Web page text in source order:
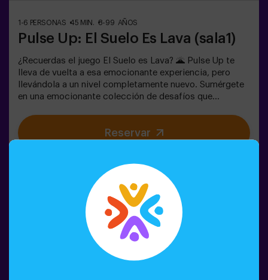
1-6 PERSONAS 45 MIN. 8-99 AÑOS
Pulse Up: El Suelo Es Lava (sala1)
¿Recuerdas el juego El Suelo es Lava? 🌋 Pulse Up te
lleva de vuelta a esa emocionante experiencia, pero
llevándola a un nivel completamente nuevo. Sumérgete
en una emocionante colección de desafíos que
niveles de dificultad para ajustarse a todos los niveles
de habilidad.💥 40 juegos únicos que mantienen la
donde podrás competir contra otros equipos.Trabaja en
equipo para superar los obstáculos y alcanzar tus
objetivos, midiendo tu éxito a través del tiempo y las
vidas disponibles en pantalla. Pulse Up te brinda una
experiencia única de actividad física y tecnológica,
donde la colaboración es fundamental. 🏆¡Y lo mejor de
todo! Somos los primeros en traer esta innovadora
experiencia a España. 🙌 Siente la adrenalina y eleva tu
Reservar